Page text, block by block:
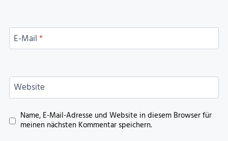
E-Mail*
Website
Name, E-Mail-Adresse und Website in diesem Browser für
meinen nächsten Kommentar speichern.